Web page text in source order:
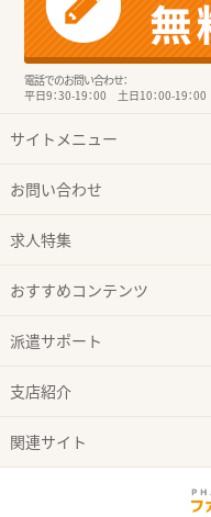
電話でのお問い合わせ：
平日9：30-19：00 土日10：00-19：00
サイトメニュー
お問い合わせ
求人特集
おすすめコンテンツ
派遣サポート
支店紹介
関連サイト